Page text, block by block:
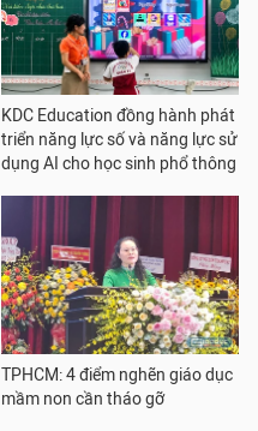
KDC Education đồng hành phát
triển năng lực số và năng lực sử
dụng AI cho học sinh phổ thông
TPHCM: 4 điểm nghẽn giáo dục
mầm non cần tháo gỡ